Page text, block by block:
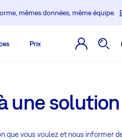
mêmes données, même équipe.
Prix
une
que vous voulez et nous informer